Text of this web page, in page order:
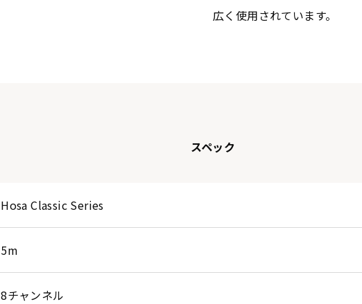
広く使用されています。
スペック
Hosa Classic Series
5m
8チャンネル